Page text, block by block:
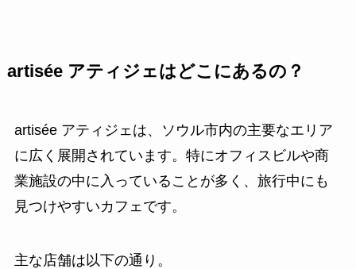
artisée アティジェはどこにあるの？
artisée アティジェは、ソウル市内の主要なエリア
に広く展開されています。特にオフィスビルや商
業施設の中に入っていることが多く、旅行中にも
見つけやすいカフェです。
主な店舗は以下の通り。